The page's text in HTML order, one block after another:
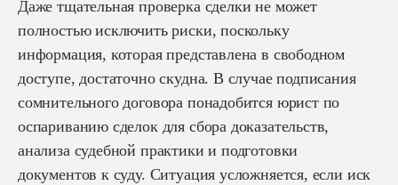
Даже тщательная проверка сделки не может
полностью исключить риски, поскольку
информация, которая представлена в свободном
доступе, достаточно скудна. В случае подписания
сомнительного договора понадобится юрист по
оспариванию сделок для сбора доказательств,
анализа судебной практики и подготовки
документов к суду. Ситуация усложняется, если иск